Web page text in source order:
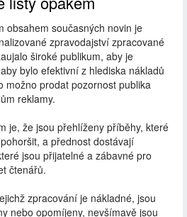
obsahem současných novin je
zpravodajství zpracované
široké publikum, aby je
bylo efektivní z hlediska nákladů
možno prodat pozornost publika
reklamy.
je, že jsou přehlíženy příběhy, které
a přednost dostávají
jsou přijatelné a zábavné pro
čtenářů.
zpracování je nákladné, jsou
nebo opomíjeny, nevšímavě jsou